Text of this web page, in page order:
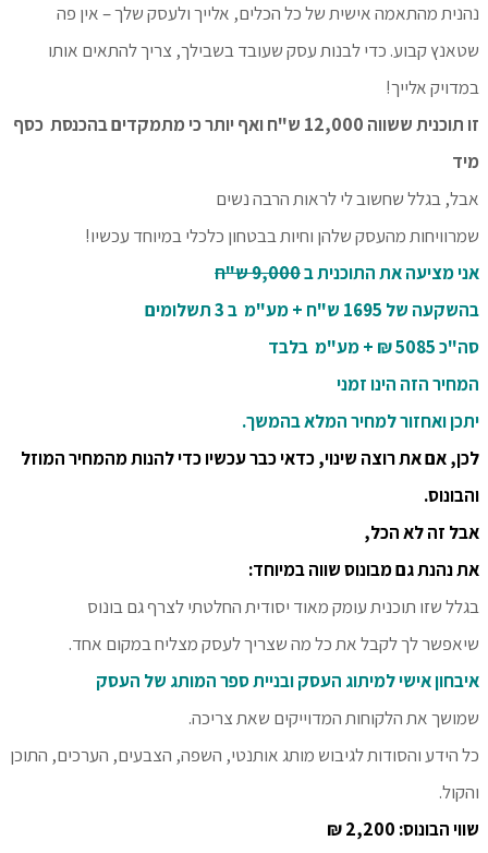
נהנית מהתאמה אישית של כל הכלים, אלייך ולעסק שלך – אין פה
שטאנץ קבוע. כדי לבנות עסק שעובד בשבילך, צריך להתאים אותו
במדויק אלייך!
זו תוכנית ששווה 12,000 ש"ח ואף יותר כי מתמקדים בהכנסת כסף
מיד
אבל, בגלל שחשוב לי לראות הרבה נשים
שמרוויחות מהעסק שלהן וחיות בבטחון כלכלי במיוחד עכשיו!
אני מציעה את התוכנית ב9,000 ש"ח
בהשקעה של 1695 ש"ח + מע"מ ב 3 תשלומים
סה"כ 5085 ₪ + מע"מ בלבד
המחיר הזה הינו זמני
יתכן ואחזור למחיר המלא בהמשך.
לכן, אם את רוצה שינוי, כדאי כבר עכשיו כדי להנות מהמחיר המוזל
והבונוס.
אבל זה לא הכל,
את נהנת גם מבונוס שווה במיוחד:
בגלל שזו תוכנית עומק מאוד יסודית החלטתי לצרף גם בונוס
שיאפשר לך לקבל את כל מה שצריך לעסק מצליח במקום אחד.
איבחון אישי למיתוג העסק ובניית ספר המותג של העסק
שמושך את הלקוחות המדוייקים שאת צריכה.
כל הידע והסודות לגיבוש מותג אותנטי, השפה, הצבעים, הערכים, התוכן
והקול.
שווי הבונוס: 2,200 ₪